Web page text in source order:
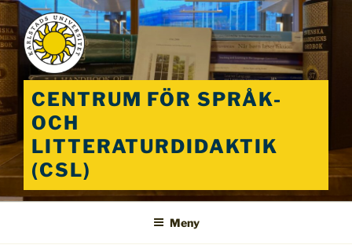
Hoppa
till
innehåll
CENTRUM FÖR SPRÅK-
OCH
LITTERATURDIDAKTIK
(CSL)
Meny